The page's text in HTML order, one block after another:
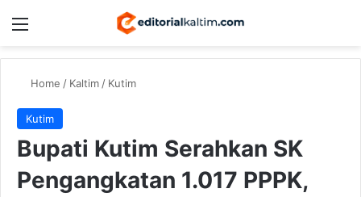
Menu
Home / Kaltim/ Kutim
Kutim
Bupati Kutim Serahkan SK
Pengangkatan 1.017 PPPK,